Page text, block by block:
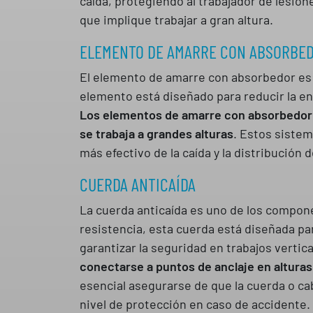
que implique trabajar a gran altura.
ELEMENTO DE AMARRE CON
El elemento de amarre con absorbedor
elemento está diseñado para reducir la
Los elementos de amarre con
se trabaja a grandes alturas. Estos
más efectivo de la caída y la distribución
CUERDA ANTICAÍDA
La cuerda anticaída es uno de los
resistencia, esta cuerda está diseñada
garantizar la seguridad en trabajos
conectarse a puntos de anclaje en
esencial asegurarse de que la cuerda o
nivel de protección en caso de accidente.